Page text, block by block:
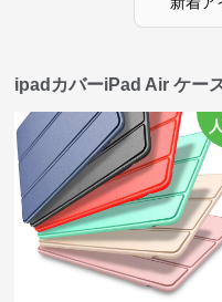
ipadカバーiPad Air ケー